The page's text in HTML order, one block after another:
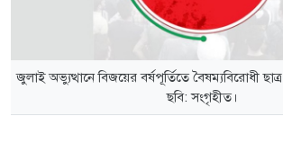
জুলাই অভ্যুত্থানে বিজয়ের বর্ষপূর্তিতে বৈষম্যবিরোধী
ছবি: সংগৃহীত।